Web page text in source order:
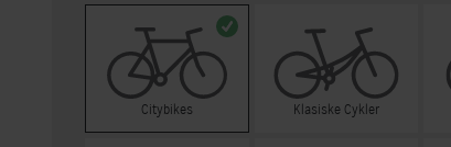
Citybikes Klasiske Cykler